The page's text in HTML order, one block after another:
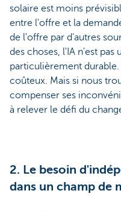
solaire est moins
entre l'offre et la
de l'offre par d'autres
des choses, l'IA n'est pas
particulièrement
coûteux. Mais si nous
compenser ses
à relever le défi du
2. Le besoin
dans un champ de